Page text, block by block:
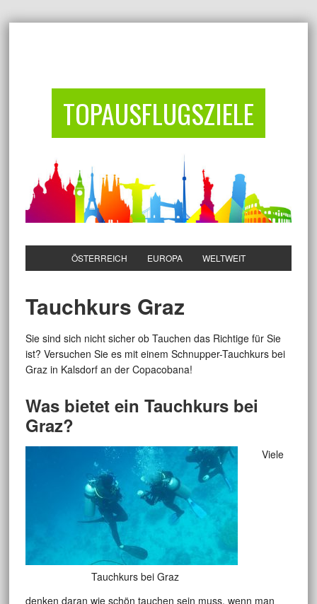
TOPAUSFLUGSZIELE
ÖSTERREICH EUROPA WELTWEIT
Tauchkurs Graz
Sie sind sich nicht sicher ob Tauchen das Richtige für Sie
ist? Versuchen Sie es mit einem Schnupper-Tauchkurs bei
Graz in Kalsdorf an der Copacobana!
Was bietet ein Tauchkurs bei
Graz?
Tauchkurs bei Graz
Viele
denken daran wie schön tauchen sein muss, wenn man